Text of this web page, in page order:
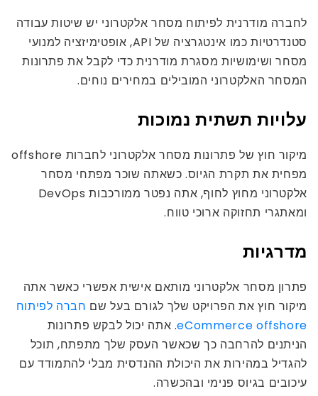
לחברה מודרנית לפיתוח מסחר אלקטרוני יש שיטות עבודה
סטנדרטיות כמו אינטגרציה של API, אופטימיזציה למנועי
מסחר ושימושיות מסגרת מודרנית כדי לקבל את פתרונות
המסחר האלקטרוני המובילים במחירים נוחים.
עלויות תשתית נמוכות
מיקור חוץ של פתרונות מסחר אלקטרוני לחברות offshore
מפחית את תקרת הגיוס. כשאתה שוכר מפתחי מסחר
אלקטרוני מחוץ לחוף, אתה נפטר ממורכבות DevOps
ומאתגרי תחזוקה ארוכי טווח.
מדרגיות
פתרון מסחר אלקטרוני מותאם אישית אפשרי כאשר אתה
מיקור חוץ את הפרויקט שלך לגורם בעל שם חברה לפיתוח
eCommerce offshore. אתה יכול לבקש פתרונות
הניתנים להרחבה כך שכאשר העסק שלך מתפתח, תוכל
להגדיל במהירות את היכולת ההנדסית מבלי להתמודד עם
עיכובים בגיוס פנימי ובהכשרה.